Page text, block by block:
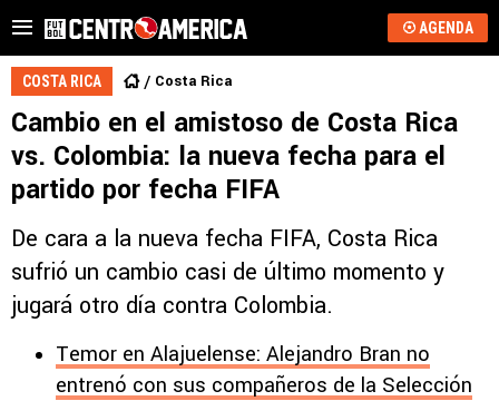
AGENDA
COSTA RICA Costa Rica
Cambio en el amistoso de Costa Rica
vs. Colombia: la nueva fecha para el
partido por fecha FIFA
De cara a la nueva fecha FIFA, Costa Rica
sufrió un cambio casi de último momento y
jugará otro día contra Colombia.
Temor en Alajuelense: Alejandro Bran no
entrenó con sus compañeros de la Selección